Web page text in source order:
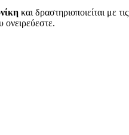
και δραστηριοποιείται με τις
ονειρεύεστε.